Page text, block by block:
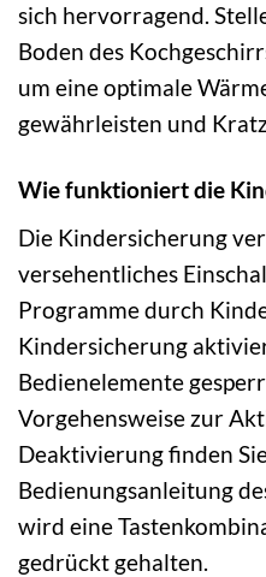
sich hervorragend.
Boden des
um eine optimale
gewährleisten und
Wie funktioniert die
Die Kindersicherung
versehentliches
Programme durch
Kindersicherung
Bedienelemente
Vorgehensweise zur
Deaktivierung finden
Bedienungsanleitung
wird eine
gedrückt gehalten.